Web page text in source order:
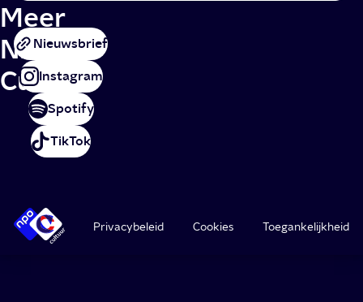
Meer
NPO
Cultuur
Nieuwsbrief
Instagram
Spotify
TikTok
Privacybeleid Cookies Toegankelijkheid